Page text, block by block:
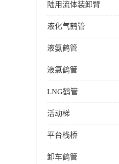
陆用流体装卸臂
液化气鹤管
液氨鹤管
液氯鹤管
LNG鹤管
活动梯
平台栈桥
卸车鹤管